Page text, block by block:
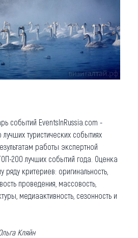
событий EventsInRussia.com -
туристических событиях
работы экспертной
200 лучших событий года. Оценка
ряду критериев: оригинальность,
проведения, массовость,
медиаактивность, сезонность и
Кляйн